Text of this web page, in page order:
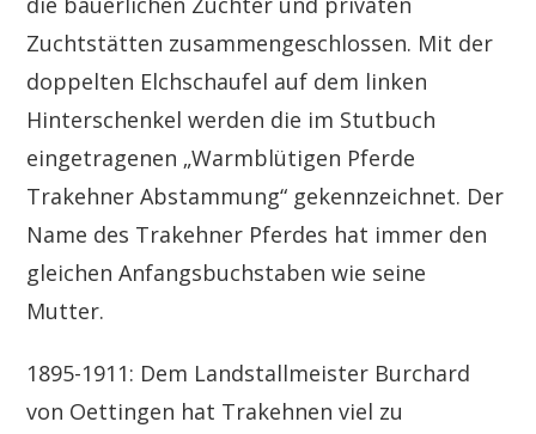
Zuchtstätten zusammengeschlossen. Mit der
doppelten Elchschaufel auf dem linken
Hinterschenkel werden die im Stutbuch
eingetragenen „Warmblütigen Pferde
Trakehner Abstammung“ gekennzeichnet. Der
Name des Trakehner Pferdes hat immer den
gleichen Anfangsbuchstaben wie seine
Mutter.
1895-1911: Dem Landstallmeister Burchard
von Oettingen hat Trakehnen viel zu